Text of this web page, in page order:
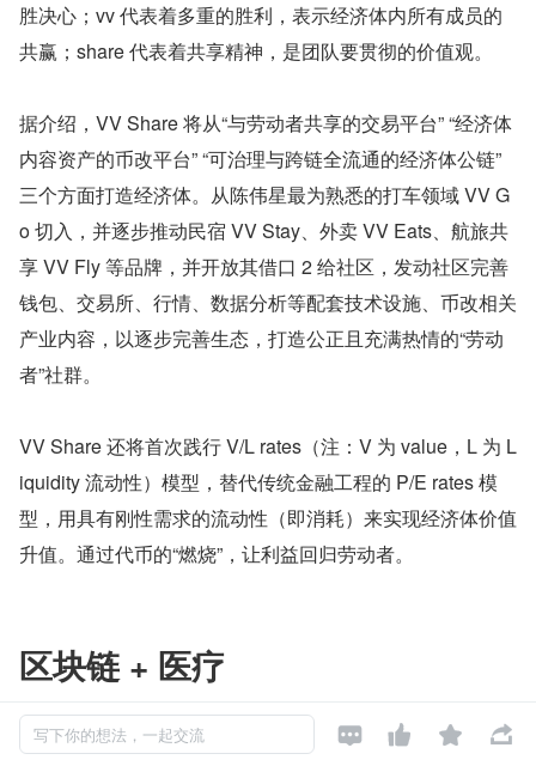
胜决心；vv 代表着多重的胜利，表示经济体内所有成员的
共赢；share 代表着共享精神，是团队要贯彻的价值观。
据介绍，VV Share 将从“与劳动者共享的交易平台” “经济体
内容资产的币改平台” “可治理与跨链全流通的经济体公链”
三个方面打造经济体。从陈伟星最为熟悉的打车领域 VV G
o 切入，并逐步推动民宿 VV Stay、外卖 VV Eats、航旅共
享 VV Fly 等品牌，并开放其借口 2 给社区，发动社区完善
钱包、交易所、行情、数据分析等配套技术设施、币改相关
产业内容，以逐步完善生态，打造公正且充满热情的“劳动
者”社群。
VV Share 还将首次践行 V/L rates（注：V 为 value，L 为 L
iquidity 流动性）模型，替代传统金融工程的 P/E rates 模
型，用具有刚性需求的流动性（即消耗）来实现经济体价值
升值。通过代币的“燃烧”，让利益回归劳动者。
区块链 + 医疗
案例：沃尔玛取得以区块链记录病例之专利
写下你的想法，一起交流    